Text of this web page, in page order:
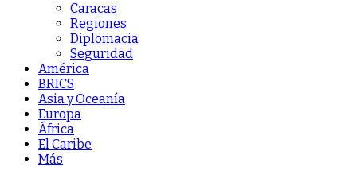
Caracas
Regiones
Diplomacia
Seguridad
América
BRICS
Asia y Oceanía
Europa
África
El Caribe
Más